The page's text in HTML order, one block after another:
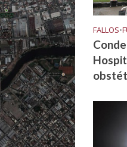
FALLOS•